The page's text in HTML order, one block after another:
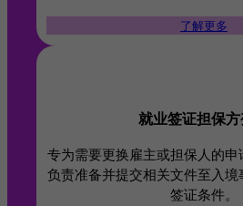
了解更多
就业签证担保
专为需要更换雇主或担保人的
负责准备并提交相关文件至入
签证条件。